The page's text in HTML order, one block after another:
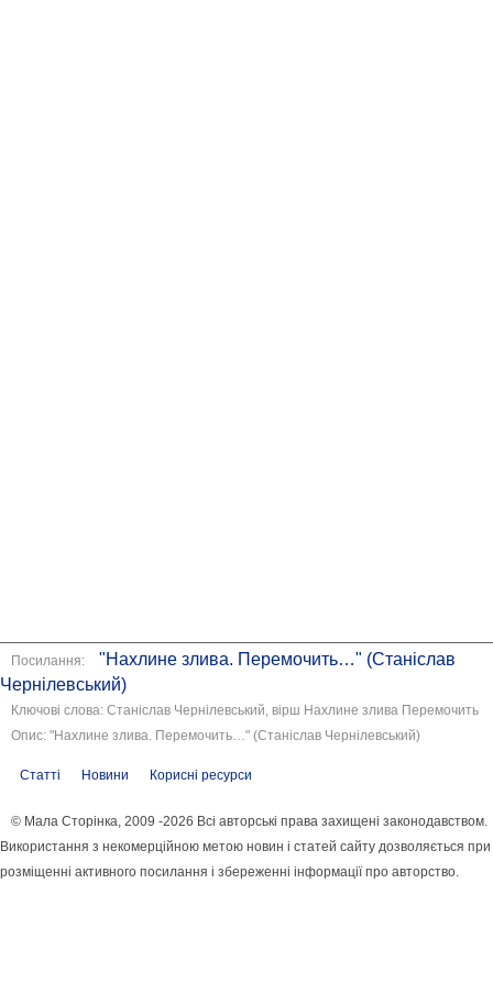
Посилання:
"Нахлине злива. Перемочить…" (Станіслав
Чернілевський)
Ключові слова: Станіслав Чернілевський, вірш Нахлине злива Перемочить
Опис: "Нахлине злива. Перемочить…" (Станіслав Чернілевський)
Статті Новини Корисні ресурси
© Мала Сторінка, 2009 -2026 Всі авторські права захищені законодавством.
Використання з некомерційною метою новин і статей сайту дозволяється при
розміщенні активного посилання і збереженні інформації про авторство.